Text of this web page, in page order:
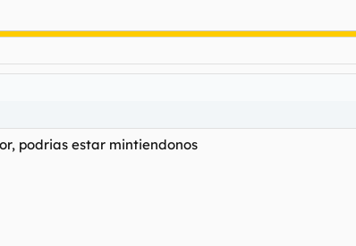
podrias estar mintiendonos